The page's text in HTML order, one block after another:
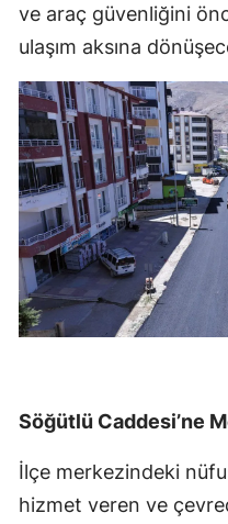
ve araç güvenliğini
ulaşım aksına
Söğütlü Caddesi’ne
İlçe merkezindeki
hizmet veren ve